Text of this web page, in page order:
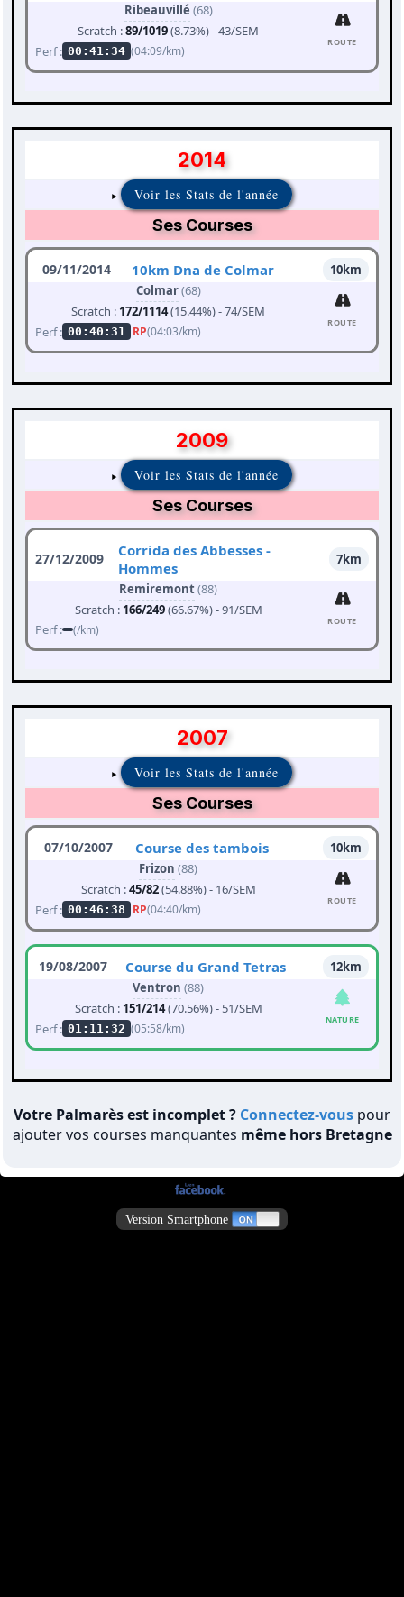
Ribeauvillé (68)
Scratch :89/1019(8.73%) - 43/SEM
Perf : 00:41:34 (04:09/km)
ROUTE
2014
Voir les Stats de l'année
Ses Courses
09/11/2014 10km Dna de Colmar
10km
Colmar(68)
Scratch : 172/1114(15.44%) - 74/SEM
Perf : 00:40:31 RP(04:03/km)
ROUTE
2009
Voir les Stats de l'année
Ses Courses
27/12/2009
Corrida des Abbesses -
Hommes
7km
Remiremont(88)
Scratch : 166/249(66.67%) - 91/SEM
Perf :
(/km)
ROUTE
2007
Voir les Stats de l'année
Ses Courses
07/10/2007 Course des tambois
10km
Frizon (88)
Scratch :45/82(54.88%) - 16/SEM
Perf : 00:46:38 RP(04:40/km)
ROUTE
19/08/2007 Course du Grand Tetras
12km
Ventron (88)
Scratch : 151/214(70.56%) - 51/SEM
Perf : 01:11:32 (05:58/km)
NATURE
Votre Palmarès est incomplet ? Connectez-vous pour
ajouter vos courses manquantes même hors Bretagne
Version Smartphone